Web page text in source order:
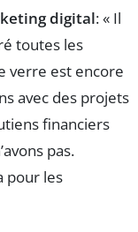
digital: « Il
toutes les
verre est encore
avec des projets
financiers
pas.
pour les